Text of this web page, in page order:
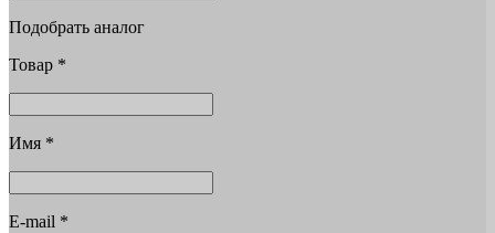
Подобрать аналог
Товар *
Имя *
E-mail *